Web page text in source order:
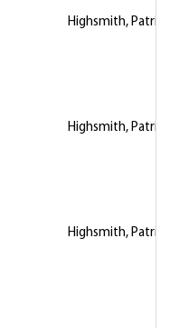
Highsmith,
Highsmith,
Highsmith,